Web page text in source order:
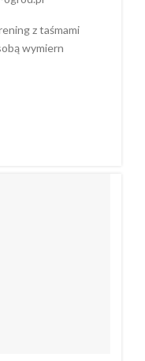
z taśmami
wymiern